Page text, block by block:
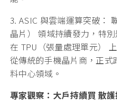
3. ASIC 與雲端運算突破：
晶片） 領域持續發力，特
在 TPU（張量處理單元）
從傳統的手機晶片商，正式
料中心領域。
專家觀察：大戶持續買 散